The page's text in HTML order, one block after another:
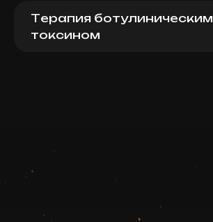
Терапия ботулиническим
токсином